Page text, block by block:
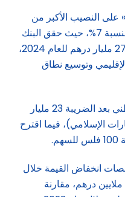
على النصيب الأكبر من
الأرباح الإجمالية بعد أن سجل نمواً بنسبة 7%، حيث حقق البنك
أرباحاً قياسية قبل الضريبة بلغت 27.1 مليار درهم للعام 2024،
وتوسيع نطاق
وبلغت أرباح بنك الإمارات دبي الوطني بعد الضريبة 23 مليار
الإمارات الإسلامي)، فيما اقترح
انخفاض القيمة خلال
عام 2024 بـ96.9% لتصل إلى 106 ملايين درهم، مقارنة